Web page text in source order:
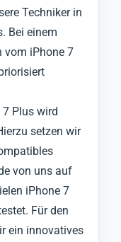
Techniker in
Bei einem
vom iPhone 7
Plus wird
setzen wir
von uns auf
iPhone 7
Für den
ein innovatives